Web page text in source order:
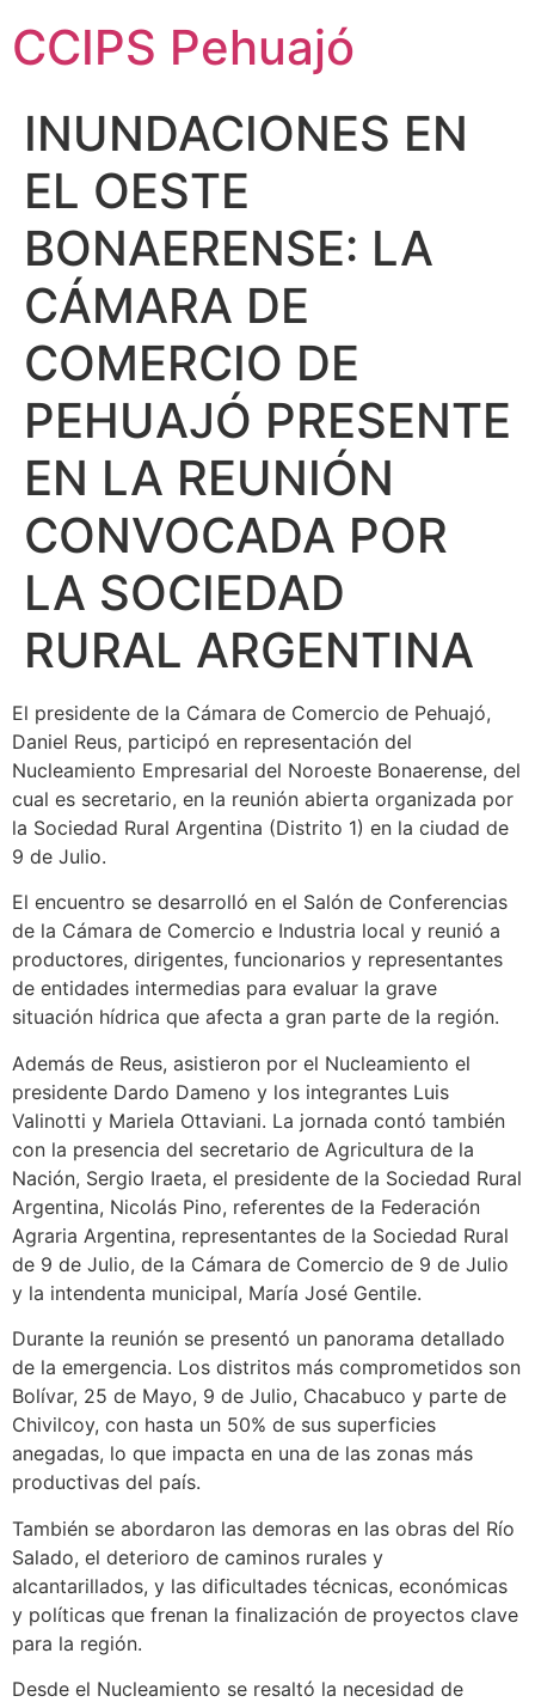
CCIPS Pehuajó
INUNDACIONES EN
EL OESTE
BONAERENSE: LA
CÁMARA DE
COMERCIO DE
PEHUAJÓ PRESENTE
EN LA REUNIÓN
CONVOCADA POR
LA SOCIEDAD
RURAL ARGENTINA
El presidente de la Cámara de Comercio de Pehuajó,
Daniel Reus, participó en representación del
Nucleamiento Empresarial del Noroeste Bonaerense, del
cual es secretario, en la reunión abierta organizada por
la Sociedad Rural Argentina (Distrito 1) en la ciudad de
9 de Julio.
El encuentro se desarrolló en el Salón de Conferencias
de la Cámara de Comercio e Industria local y reunió a
productores, dirigentes, funcionarios y representantes
de entidades intermedias para evaluar la grave
situación hídrica que afecta a gran parte de la región.
Además de Reus, asistieron por el Nucleamiento el
presidente Dardo Dameno y los integrantes Luis
Valinotti y Mariela Ottaviani. La jornada contó también
con la presencia del secretario de Agricultura de la
Nación, Sergio Iraeta, el presidente de la Sociedad Rural
Argentina, Nicolás Pino, referentes de la Federación
Agraria Argentina, representantes de la Sociedad Rural
de 9 de Julio, de la Cámara de Comercio de 9 de Julio
y la intendenta municipal, María José Gentile.
Durante la reunión se presentó un panorama detallado
de la emergencia. Los distritos más comprometidos son
Bolívar, 25 de Mayo, 9 de Julio, Chacabuco y parte de
Chivilcoy, con hasta un 50% de sus superficies
anegadas, lo que impacta en una de las zonas más
productivas del país.
También se abordaron las demoras en las obras del Río
Salado, el deterioro de caminos rurales y
alcantarillados, y las dificultades técnicas, económicas
y políticas que frenan la finalización de proyectos clave
para la región.
Desde el Nucleamiento se resaltó la necesidad de